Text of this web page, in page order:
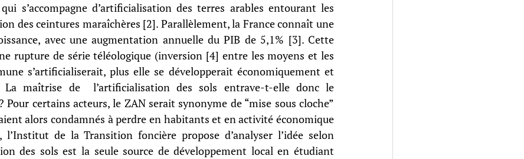
s’accompagne d’artificialisation des terres arables entourant les
des ceintures maraîchères [2]. Parallèlement, la France connaît une
avec une augmentation annuelle du PIB de 5,1% [3]. Cette
rupture de série téléologique (inversion [4] entre les moyens et les
s’artificialiserait, plus elle se développerait économiquement et
La maîtrise de  l’artificialisation des sols entrave-t-elle donc le
Pour certains acteurs, le ZAN serait synonyme de “mise sous cloche”
alors condamnés à perdre en habitants et en activité économique
de la Transition foncière propose d’analyser l’idée selon
des sols est la seule source de développement local en étudiant